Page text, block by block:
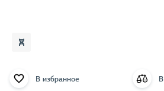
В избранное